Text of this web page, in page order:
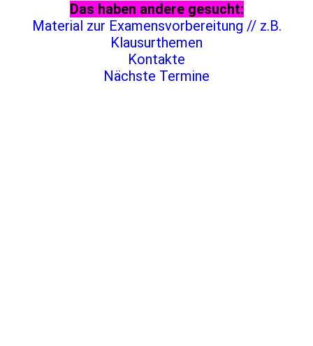
Das haben andere gesucht:
Material zur Examensvorbereitung // z.B.
Klausurthemen
Kontakte
Nächste Termine